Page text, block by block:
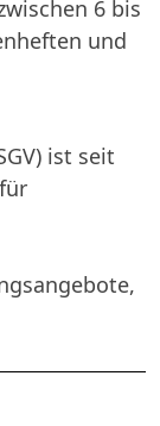
6 bis
und
ist seit